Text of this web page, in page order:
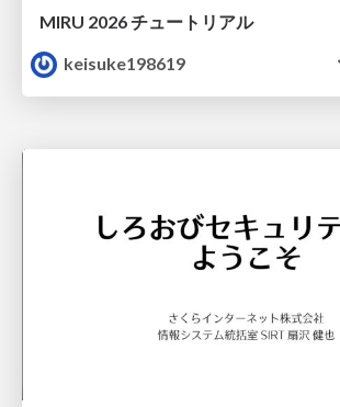
MIRU 2026 チュートリアル
keisuke198619